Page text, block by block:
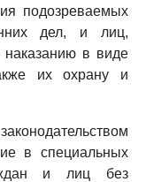
подозреваемых
дел, и лиц,
наказанию в виде
их охрану и
в специальных
и лиц без